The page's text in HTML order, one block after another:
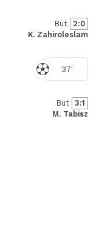
But 2:0
K. Zahiroleslam
37'
But 3:1
M. Tabisz